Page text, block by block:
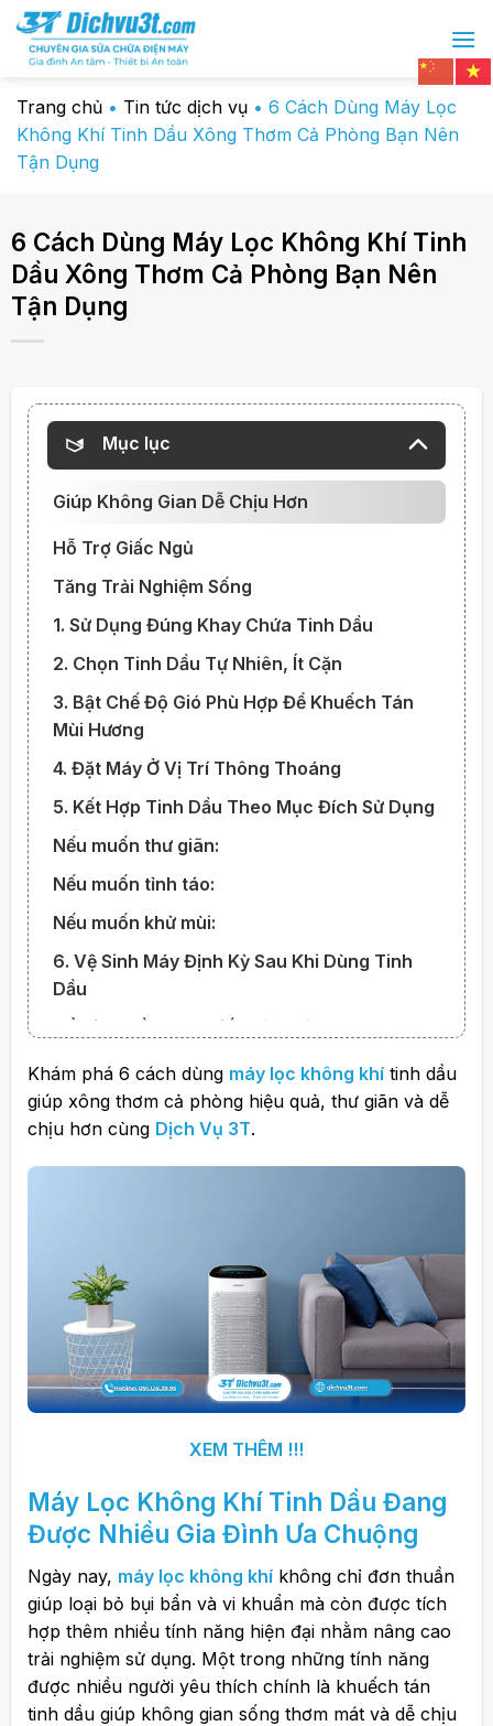
Chuyển
đến
dung
Trang chủ • Tin tức dịch vụ • 6 Cách Dùng Máy Lọc
Không Khí Tinh Dầu Xông Thơm Cả Phòng Bạn Nên
Tận Dụng
6 Cách Dùng Máy Lọc Không Khí Tinh
Dầu Xông Thơm Cả Phòng Bạn Nên
Tận Dụng
Mục lục
Giúp Không Gian Dễ Chịu Hơn
Hỗ Trợ Giấc Ngủ
Tăng Trải Nghiệm Sống
1. Sử Dụng Đúng Khay Chứa Tinh Dầu
2. Chọn Tinh Dầu Tự Nhiên, Ít Cặn
3. Bật Chế Độ Gió Phù Hợp Để Khuếch Tán
Mùi Hương
4. Đặt Máy Ở Vị Trí Thông Thoáng
5. Kết Hợp Tinh Dầu Theo Mục Đích Sử Dụng
Nếu muốn thư giãn:
Nếu muốn tỉnh táo:
Nếu muốn khử mùi:
6. Vệ Sinh Máy Định Kỳ Sau Khi Dùng Tinh
Dầu
Đổ Tinh Dầu Trực Tiếp Vào Màng Lọc
Dùng Quá Nhiều Tinh Dầu
Không Vệ Sinh Sau Thời Gian Dài
Dùng Tinh Dầu Kém Chất Lượng
Khám phá 6 cách dùng máy lọc không khí tinh dầu
giúp xông thơm cả phòng hiệu quả, thư giãn và dễ
chịu hơn cùng Dịch Vụ 3T.
XEM THÊM !!!
Máy Lọc Không KhíTinh Dầu Đang
Được Nhiều Gia Đình Ưa Chuộng
Ngày nay, máy lọc không khí không chỉ đơn thuần
giúp loại bỏ bụi bẩn và vi khuẩn mà còn được tích
hợp thêm nhiều tính năng hiện đại nhằm nâng cao
trải nghiệm sử dụng. Một trong những tính năng
được nhiều người yêu thích chính là khuếch tán
tinh dầu giúp không gian sống thơm mát và dễ chịu